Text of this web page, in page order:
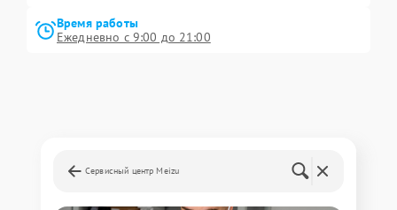
Время работы
Ежедневно с 9:00 до 21:00
Сервисный центр Meizu